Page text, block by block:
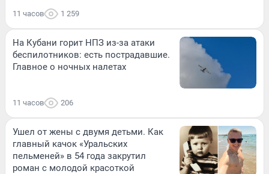
11 часов 1 259
На Кубани горит НПЗ из-за атаки
беспилотников: есть пострадавшие.
Главное о ночных налетах
11 часов 206
Ушел от жены с двумя детьми. Как
главный качок «Уральских
пельменей» в 54 года закрутил
роман с молодой красоткой